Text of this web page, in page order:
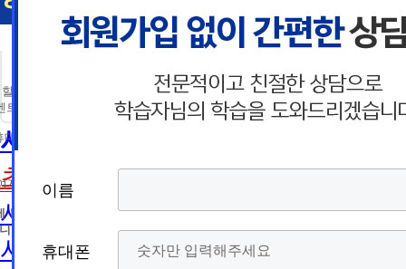
사회복지사
초보길잡이
사회복지사란
사회복지사2급 취득방법
폰
* 날짜입력 키보드 사용법
- page up/down 키 = 다음달/이전
- ctrl+ 방향키 좌,우, 위, 아래 = 날
짜선택
폰
* 날짜입력 키보드 사용법
- page up/down 키 = 다음달/이전
- ctrl+ 방향키 좌,우, 위, 아래 = 날
짜선택
이름
휴대폰
이름
휴대폰
이름
휴대폰
이름
휴대폰
인혜택 제공
등 광고성 정보 제공, 통계자료 활용
폰 번호
의 해지나 개인정보 삭제요청 시까지
동의하지 않을 수 있습니다.
다.